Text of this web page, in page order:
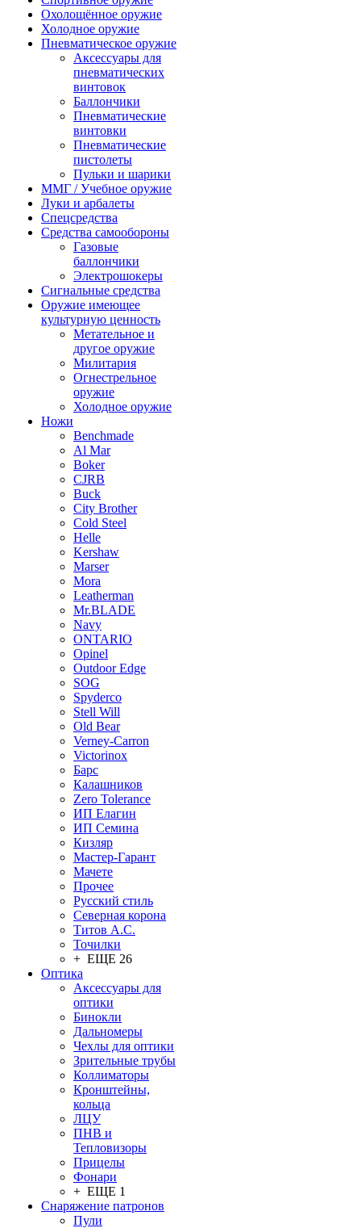
Охолощённое оружие
Холодное оружие
Пневматическое оружие
Аксессуары для
пневматических
винтовок
Баллончики
Пневматические
винтовки
Пневматические
пистолеты
Пульки и шарики
ММГ / Учебное оружие
Луки и арбалеты
Спецсредства
Средства самообороны
Газовые
баллончики
Электрошокеры
Сигнальные средства
Оружие имеющее
культурную ценность
Метательное и
другое оружие
Милитария
Огнестрельное
оружие
Холодное оружие
Ножи
Benchmade
Al Mar
Boker
CJRB
Buck
City Brother
Cold Steel
Helle
Kershaw
Marser
Mora
Leatherman
Mr.BLADE
Navy
ONTARIO
Opinel
Outdoor Edge
SOG
Spyderco
Stell Will
Old Bear
Verney-Carron
Victorinox
Барс
Калашников
Zero Tolerance
ИП Елагин
ИП Семина
Кизляр
Мастер-Гарант
Мачете
Прочее
Русский стиль
Северная корона
Титов А.С.
Точилки
+ ЕЩЕ 26
Оптика
Аксессуары для
оптики
Бинокли
Дальномеры
Чехлы для оптики
Зрительные трубы
Коллиматоры
Кронштейны,
кольца
ЛЦУ
ПНВ и
Тепловизоры
Прицелы
Фонари
+ ЕЩЕ 1
Снаряжение патронов
Пули